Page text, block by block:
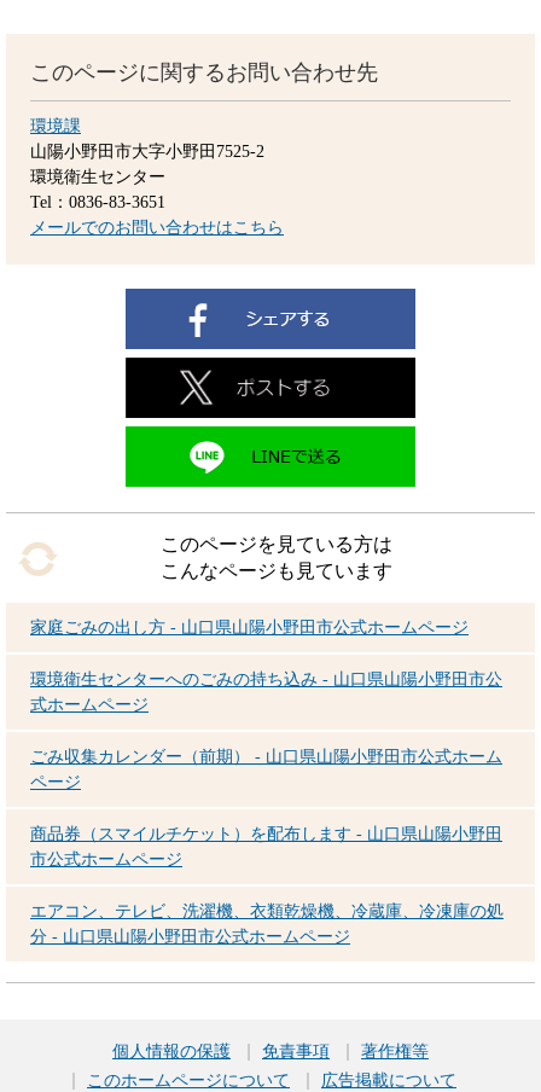
このページに関するお問い合わせ先
環境課
山陽小野田市大字小野田7525-2
環境衛生センター
Tel：0836-83-3651
メールでのお問い合わせはこちら
このページを見ている方は
こんなページも見ています
家庭ごみの出し方 - 山口県山陽小野田市公式ホームページ
環境衛生センターへのごみの持ち込み - 山口県山陽小野田市公
式ホームページ
ごみ収集カレンダー（前期） - 山口県山陽小野田市公式ホーム
ページ
商品券（スマイルチケット）を配布します - 山口県山陽小野田
市公式ホームページ
エアコン、テレビ、洗濯機、衣類乾燥機、冷蔵庫、冷凍庫の処
分 - 山口県山陽小野田市公式ホームページ
個人情報の保護 免責事項
著作権等
このホームページについて
広告掲載について